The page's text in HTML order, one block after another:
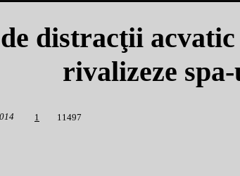
distracţii
rivalizeze
1 1 1497